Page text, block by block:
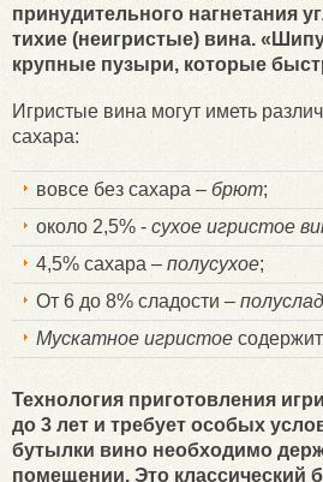
принудительного нагнетания
тихие (неигристые) вина.
крупные пузыри, которые
Игристые вина могут иметь
сахара:
вовсе без сахара – брют;
около 2,5% - сухое игристое
4,5% сахара – полусухое;
От 6 до 8% сладости –
Мускатное игристое
Технология приготовления
до 3 лет и требует особых
бутылки вино необходимо
помещении. Это классический